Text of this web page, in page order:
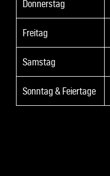
Donnerstag
Freitag
Samstag
Sonntag & Feiertage